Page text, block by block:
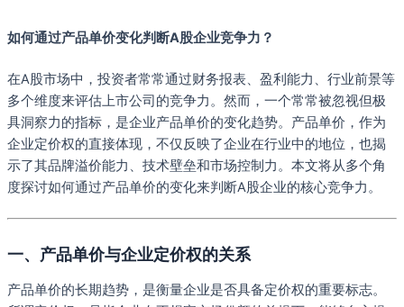
如何通过产品单价变化判断A股企业竞争力？
在A股市场中，投资者常常通过财务报表、盈利能力、行业前景等
多个维度来评估上市公司的竞争力。然而，一个常常被忽视但极
具洞察力的指标，是企业产品单价的变化趋势。产品单价，作为
企业定价权的直接体现，不仅反映了企业在行业中的地位，也揭
示了其品牌溢价能力、技术壁垒和市场控制力。本文将从多个角
度探讨如何通过产品单价的变化来判断A股企业的核心竞争力。
一、产品单价与企业定价权的关系
产品单价的长期趋势，是衡量企业是否具备定价权的重要标志。